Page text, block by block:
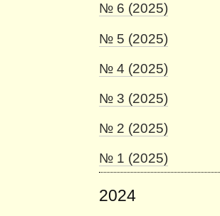
№ 6 (2025)
№ 5 (2025)
№ 4 (2025)
№ 3 (2025)
№ 2 (2025)
№ 1 (2025)
2024